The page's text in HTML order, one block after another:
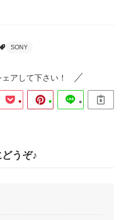
SONY
アして下さい！
うぞ♪